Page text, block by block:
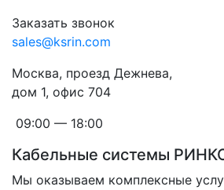
Заказать звонок
sales@ksrin.com
Москва, проезд Дежнева,
дом 1, офис 704
09:00 — 18:00
Кабельные системы
Мы оказываем комплексные